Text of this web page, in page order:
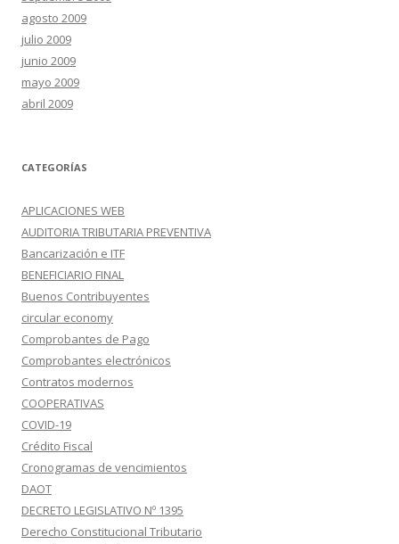
agosto 2009
julio 2009
junio 2009
mayo 2009
abril 2009
CATEGORÍAS
APLICACIONES WEB
AUDITORIA TRIBUTARIA PREVENTIVA
Bancarización e ITF
BENEFICIARIO FINAL
Buenos Contribuyentes
circular economy
Comprobantes de Pago
Comprobantes electrónicos
Contratos modernos
COOPERATIVAS
COVID-19
Crédito Fiscal
Cronogramas de vencimientos
DAOT
DECRETO LEGISLATIVO Nº 1395
Derecho Constitucional Tributario